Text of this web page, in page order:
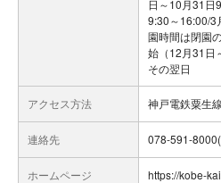
日～10月31日
9:30～16:00/3
園時間は閉園
始（12月31日
その翌日
アクセス方法 神戸電鉄粟生
連絡先 078-591-
ホームページ https://kobe-